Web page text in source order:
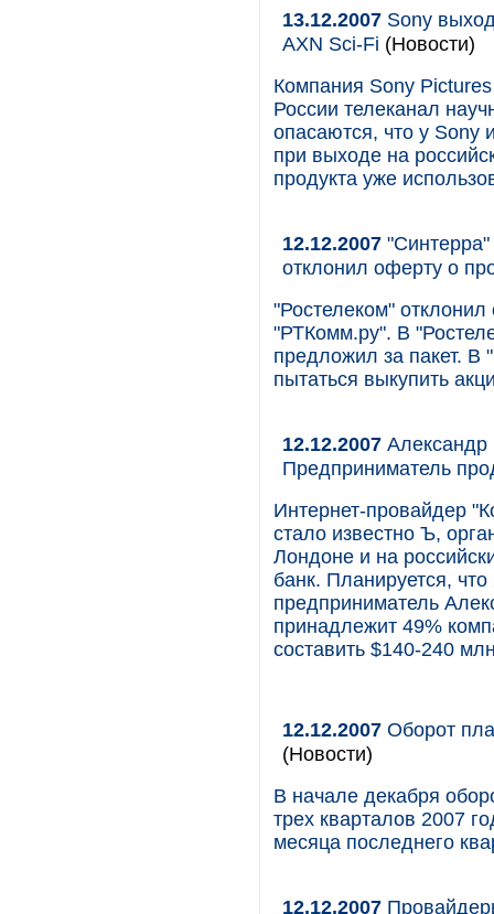
13.12.2007 Sony
AXN Sci-Fi (Новости)
Компания Sony
России телеканал
опасаются, что у Sony
при выходе на
продукта уже
12.12.2007
отклонил оферту о
"Ростелеком"
"РТКомм.ру". В
предложил за пакет. В
пытаться выкупить
12.12.2007 Александр
Предприниматель
Интернет-провайдер
стало известно Ъ,
Лондоне и на
банк. Планируется,
предприниматель
принадлежит 49%
составить $140-240
12.12.2007 Оборот
(Новости)
В начале декабря
трех кварталов 2007
месяца последнего
12.12.2007